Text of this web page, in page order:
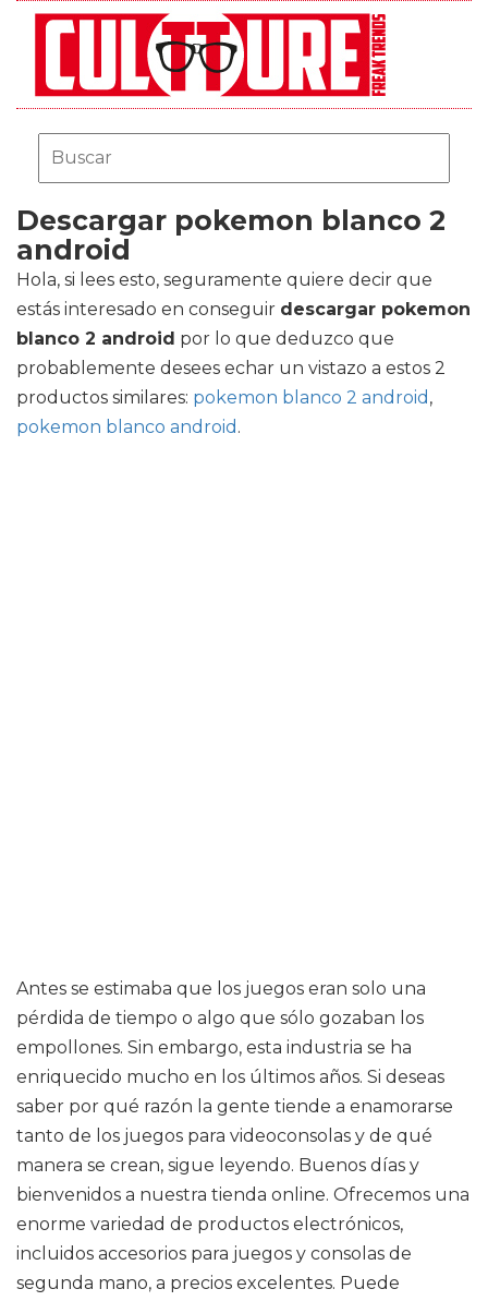
Descargar pokemon blanco 2
android
Hola, si lees esto, seguramente quiere decir que
estás interesado en conseguir descargar pokemon
blanco 2 android por lo que deduzco que
probablemente desees echar un vistazo a estos 2
productos similares: pokemon blanco 2 android ,
pokemon blanco android .
Antes se estimaba que los juegos eran solo una
pérdida de tiempo o algo que sólo gozaban los
empollones. Sin embargo, esta industria se ha
enriquecido mucho en los últimos años. Si deseas
saber por qué razón la gente tiende a enamorarse
tanto de los juegos para videoconsolas y de qué
manera se crean, sigue leyendo. Buenos días y
bienvenidos a nuestra tienda online. Ofrecemos una
enorme variedad de productos electrónicos,
incluidos accesorios para juegos y consolas de
segunda mano, a precios excelentes. Puede